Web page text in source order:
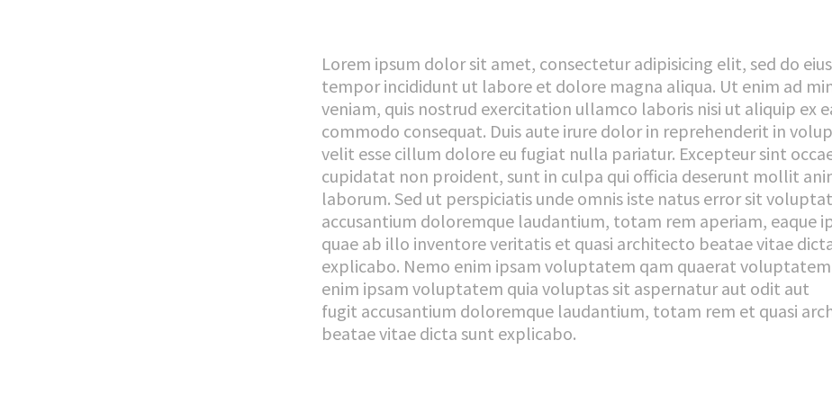
Lorem ipsum dolor sit amet, consectetur adipisicing elit, sed do
tempor incididunt ut labore et dolore magna aliqua. Ut enim ad
veniam, quis nostrud exercitation ullamco laboris nisi ut aliquip ex
commodo consequat. Duis aute irure dolor in reprehenderit in
velit esse cillum dolore eu fugiat nulla pariatur. Excepteur sint
cupidatat non proident, sunt in culpa qui officia deserunt mollit
laborum. Sed ut perspiciatis unde omnis iste natus error sit
accusantium doloremque laudantium, totam rem aperiam, eaque
quae ab illo inventore veritatis et quasi architecto beatae vitae
explicabo. Nemo enim ipsam voluptatem qam quaerat
enim ipsam voluptatem quia voluptas sit aspernatur aut odit aut
fugit accusantium doloremque laudantium, totam rem et quasi
beatae vitae dicta sunt explicabo.